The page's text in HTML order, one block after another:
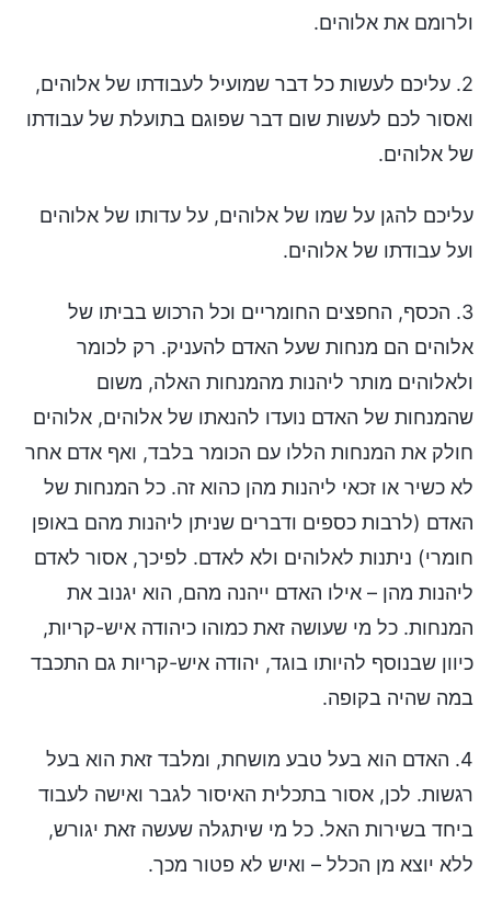
ולרומם את אלוהים.
2. עליכם לעשות כל דבר שמועיל לעבודתו של אלוהים,
ואסור לכם לעשות שום דבר שפוגם בתועלת של עבודתו
של אלוהים.
עליכם להגן על שמו של אלוהים, על עדותו של אלוהים
ועל עבודתו של אלוהים.
3. הכסף, החפצים החומריים וכל הרכוש בביתו של
אלוהים הם מנחות שעל האדם להעניק. רק לכומר
ולאלוהים מותר ליהנות מהמנחות האלה, משום
שהמנחות של האדם נועדו להנאתו של אלוהים, אלוהים
חולק את המנחות הללו עם הכומר בלבד, ואף אדם אחר
לא כשיר או זכאי ליהנות מהן כהוא זה. כל המנחות של
האדם (לרבות כספים ודברים שניתן ליהנות מהם באופן
חומרי) ניתנות לאלוהים ולא לאדם. לפיכך, אסור לאדם
ליהנות מהן – אילו האדם ייהנה מהם, הוא יגנוב את
המנחות. כל מי שעושה זאת כמוהו כיהודה איש-קריות,
כיוון שבנוסף להיותו בוגד, יהודה איש-קריות גם התכבד
במה שהיה בקופה.
4. האדם הוא בעל טבע מושחת, ומלבד זאת הוא בעל
רגשות. לכן, אסור בתכלית האיסור לגבר ואישה לעבוד
ביחד בשירות האל. כל מי שיתגלה שעשה זאת יגורש,
ללא יוצא מן הכלל – ואיש לא פטור מכך.